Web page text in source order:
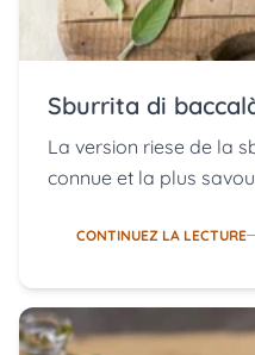
Sburrita di
La version riese de la
connue et la plus
CONTINUEZ LA LECTURE